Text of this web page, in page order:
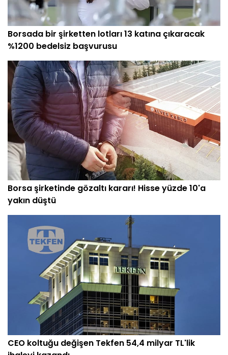
Borsada bir şirketten lotları 13 katına çıkaracak
%1200 bedelsiz başvurusu
Borsa şirketinde gözaltı kararı! Hisse yüzde 10'a
yakın düştü
CEO koltuğu değişen Tekfen 54,4 milyar TL'lik